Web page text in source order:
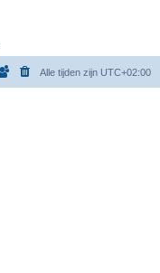
Alle tijden zijn UTC+02:00